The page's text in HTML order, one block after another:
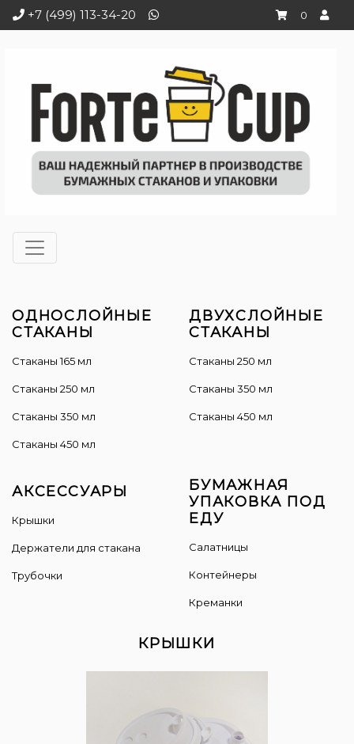
+7 (499) 113-34-20 0
ОДНОСЛОЙНЫЕ
СТАКАНЫ
Стаканы 165 мл
Стаканы 250 мл
Стаканы 350 мл
Стаканы 450 мл
ДВУХСЛОЙНЫЕ
СТАКАНЫ
Cтаканы 250 мл
Стаканы 350 мл
Стаканы 450 мл
АКСЕССУАРЫ
Крышки
Держатели для стакана
Трубочки
БУМАЖНАЯ
УПАКОВКА ПОД
ЕДУ
Салатницы
Контейнеры
Креманки
КРЫШКИ